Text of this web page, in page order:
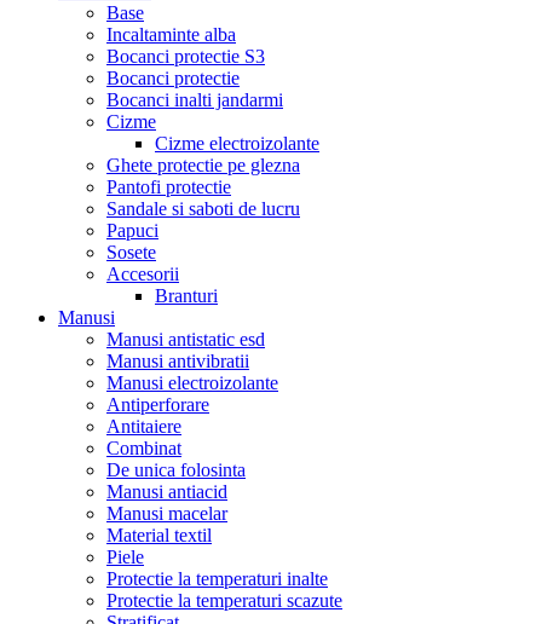
Base
Incaltaminte alba
Bocanci protectie S3
Bocanci protectie
Bocanci inalti jandarmi
Cizme
Cizme electroizolante
Ghete protectie pe glezna
Pantofi protectie
Sandale si saboti de lucru
Papuci
Sosete
Accesorii
Branturi
Manusi
Manusi antistatic esd
Manusi antivibratii
Manusi electroizolante
Antiperforare
Antitaiere
Combinat
De unica folosinta
Manusi antiacid
Manusi macelar
Material textil
Piele
Protectie la temperaturi inalte
Protectie la temperaturi scazute